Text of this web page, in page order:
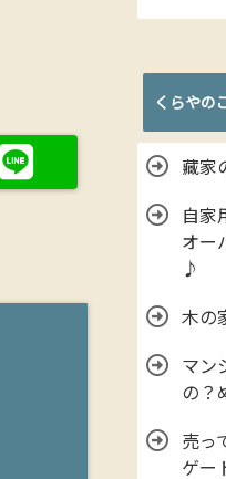
くらやの
藏家
自家
オー
♪
木の
マン
の？
売っ
ゲー